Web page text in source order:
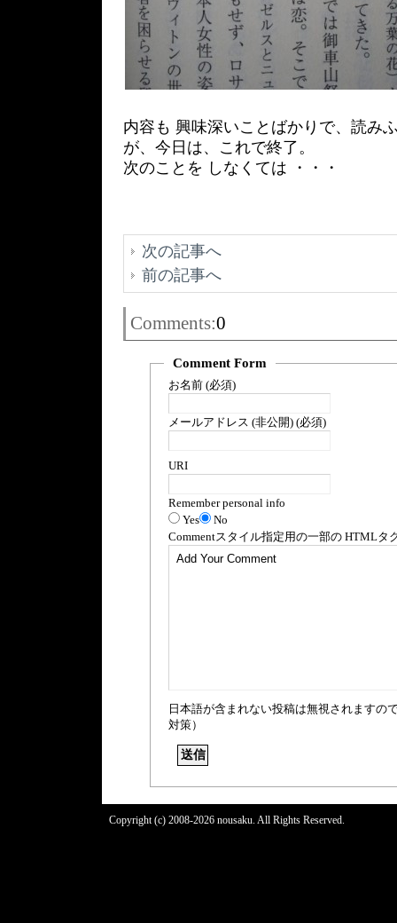
内容も 興味深いことばかりで、読み
が、今日は、これで終了。
次のことを しなくては ・・・
次の記事へ
前の記事へ
Comments:0
Comment Form
お名前 (必須)
メールアドレス (非公開) (必須)
URI
Remember personal info
Yes
No
Commentスタイル指定用の一部の HTMLタ
日本語が含まれない投稿は無視されますの
対策）
Copyright (c) 2008-2026 nousaku. All Rights Reserved.